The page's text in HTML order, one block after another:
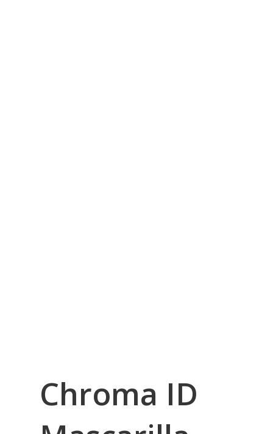
Chroma ID